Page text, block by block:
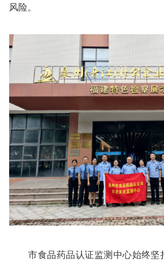
风险。
市食品药品认证监测中心始终坚